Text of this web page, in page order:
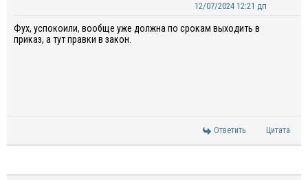
12/07/2024 12:21 дп
Фух, успокоили, вообще уже должна по срокам выходить в
приказ, а тут правки в закон.
Ответить Цитата